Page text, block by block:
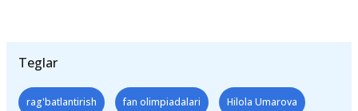
Teglar
rag'batlantirish fan olimpiadalari Hilola Umarova